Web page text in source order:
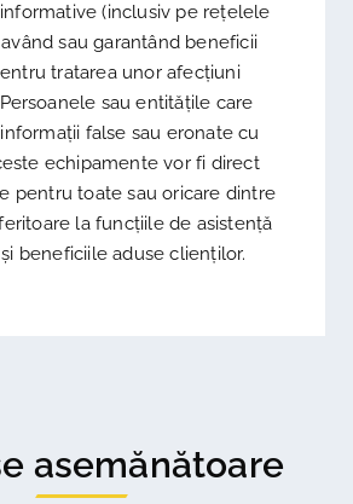
(inclusiv pe rețelele
sau garantând beneficii
tratarea unor afecțiuni
sau entitățile care
false sau eronate cu
echipamente vor fi direct
pentru toate sau oricare dintre
la funcțiile de asistență
beneficiile aduse clienților.
asemănătoare